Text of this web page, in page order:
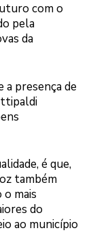
com o
pela
da
presença de
é que,
também
mais
do
ao município